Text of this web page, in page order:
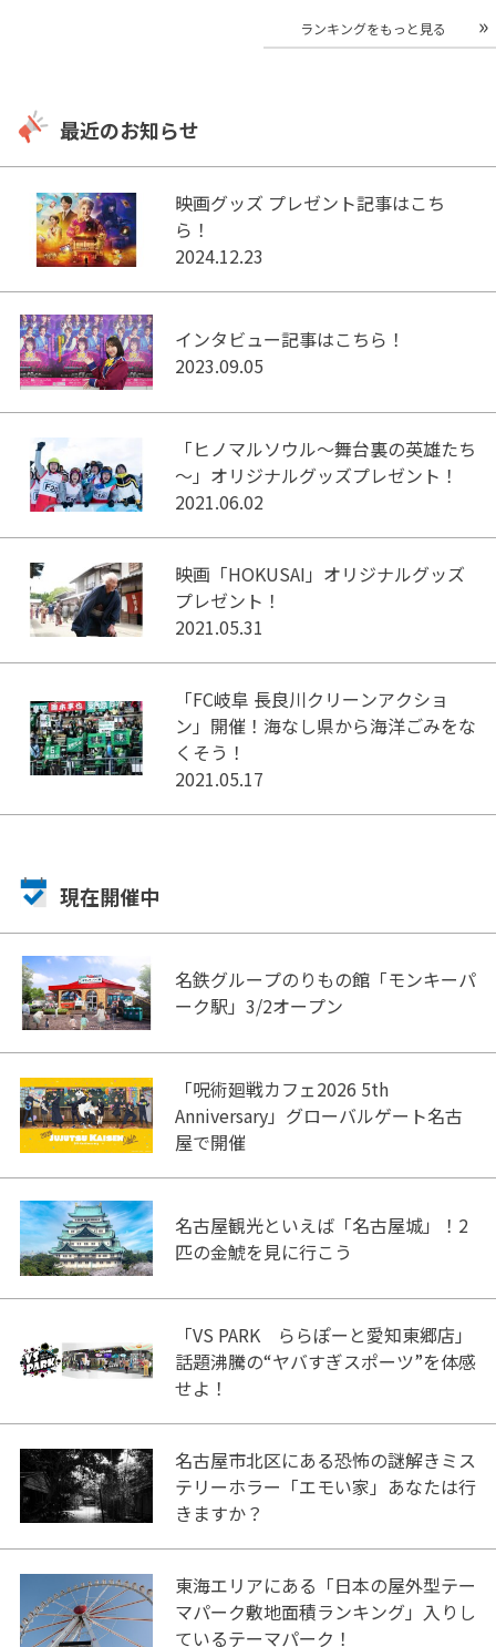
ランキングをもっと見る
最近のお知らせ
映画グッズ プレゼント記事はこち
ら！
2024.12.23
インタビュー記事はこちら！
2023.09.05
「ヒノマルソウル～舞台裏の英雄たち
～」オリジナルグッズプレゼント！
2021.06.02
映画「HOKUSAI」オリジナルグッズ
プレゼント！
2021.05.31
「FC岐阜 長良川クリーンアクショ
ン」開催！海なし県から海洋ごみをな
くそう！
2021.05.17
現在開催中
名鉄グループのりもの館「モンキーパ
ーク駅」3/2オープン
「呪術廻戦カフェ2026 5th
Anniversary」グローバルゲート名古
屋で開催
名古屋観光といえば「名古屋城」！2
匹の金鯱を見に行こう
「VS PARK ららぽーと愛知東郷店」
話題沸騰の“ヤバすぎスポーツ”を体感
せよ！
名古屋市北区にある恐怖の謎解きミス
テリーホラー「エモい家」あなたは行
きますか？
東海エリアにある「日本の屋外型テー
マパーク敷地面積ランキング」入りし
ているテーマパーク！